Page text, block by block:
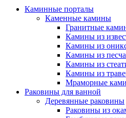
Каминные порталы
Каменные камины
Гранитные
Камины из
Камины из
Камины из
Камины из
Камины из
Мраморные
Раковины для ванной
Деревянные раковины
Раковины из